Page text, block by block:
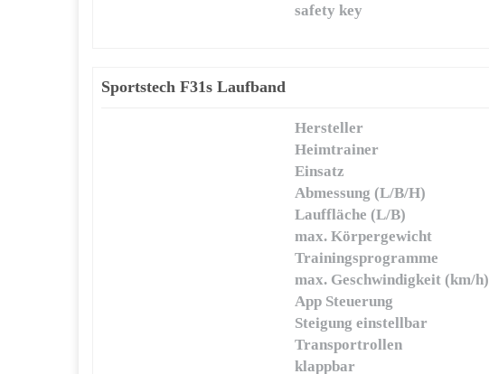
safety key
Sportstech F31s Laufband
Hersteller
Heimtrainer
Einsatz
Abmessung (L/B/H)
Lauffläche (L/B)
max. Körpergewicht
Trainingsprogramme
max. Geschwindigkeit (km/h)
App Steuerung
Steigung einstellbar
Transportrollen
klappbar